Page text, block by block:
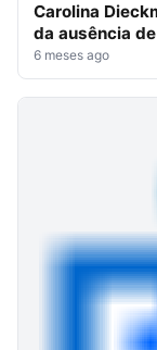
Carolina
da ausência
6 meses ago